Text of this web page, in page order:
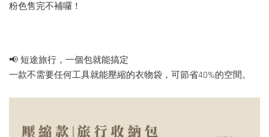
粉色售完不補囉！
📢 短途旅行，一個包就能搞定
一款不需要任何工具就能壓縮的衣物袋，可節省40%的空間。